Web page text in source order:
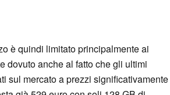
è quindi limitato principalmente ai
dovuto anche al fatto che gli ultimi
sul mercato a prezzi significativamente